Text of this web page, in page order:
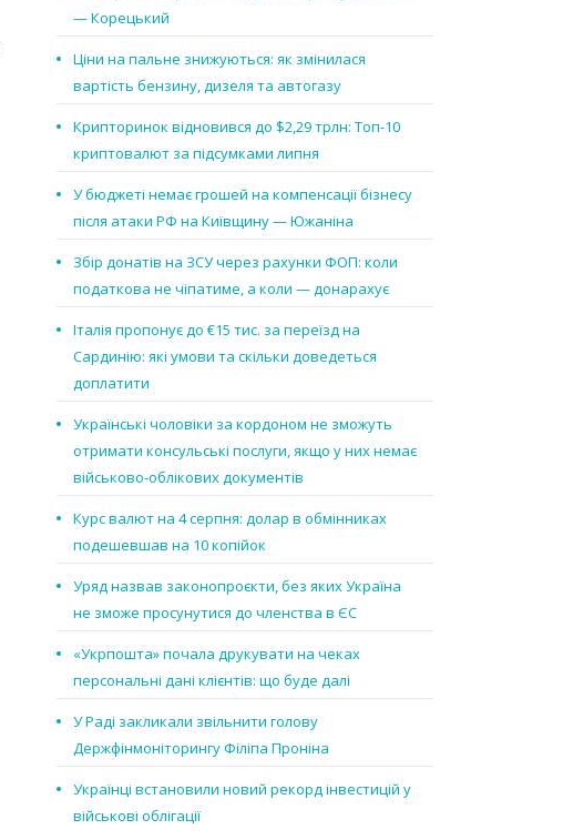
— Корецький
Ціни на пальне знижуються: як змінилася
вартість бензину, дизеля та автогазу
Крипторинок відновився до $2,29 трлн: Топ-10
криптовалют за підсумками липня
У бюджеті немає грошей на компенсації бізнесу
після атаки РФ на Київщину — Южаніна
Збір донатів на ЗСУ через рахунки ФОП: коли
податкова не чіпатиме, а коли — донарахує
Італія пропонує до €15 тис. за переїзд на
Сардинію: які умови та скільки доведеться
доплатити
Українські чоловіки за кордоном не зможуть
отримати консульські послуги, якщо у них немає
військово-облікових документів
Курс валют на 4 серпня: долар в обмінниках
подешевшав на 10 копійок
Уряд назвав законопроєкти, без яких Україна
не зможе просунутися до членства в ЄС
«Укрпошта» почала друкувати на чеках
персональні дані клієнтів: що буде далі
У Раді закликали звільнити голову
Держфінмоніторингу Філіпа Проніна
Українці встановили новий рекорд інвестицій у
військові облігації